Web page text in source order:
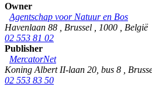
Owner
Agentschap voor Natuur en Bos
Havenlaan 88
Brussel 1000
België
02 553 81 02
Publisher
MercatorNet
Koning Albert II-laan 20, bus 8
02 553 83 50